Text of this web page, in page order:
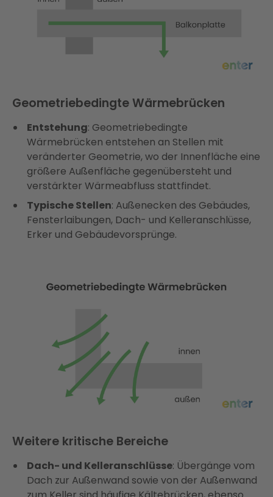
Geometriebedingte Wärmebrücken
Entstehung: Geometriebedingte
Wärmebrücken entstehen an Stellen mit
veränderter Geometrie, wo der Innenfläche eine
größere Außenfläche gegenübersteht und
verstärkter Wärmeabfluss stattfindet.
Typische Stellen: Außenecken des Gebäudes,
Fensterlaibungen, Dach- und Kelleranschlüsse,
Erker und Gebäudevorsprünge.
Weitere kritische Bereiche
Dach- und Kelleranschlüsse: Übergänge vom
Dach zur Außenwand sowie von der Außenwand